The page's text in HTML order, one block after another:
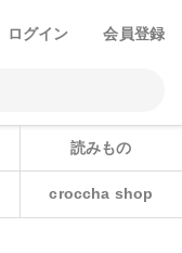
ログイン 会員登録
読みもの
croccha shop